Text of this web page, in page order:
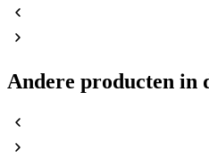
Andere producten in